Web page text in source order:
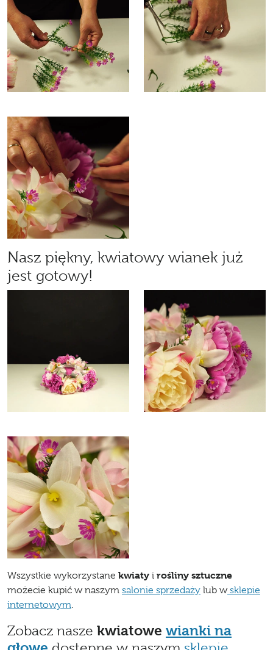
Nasz piękny, kwiatowy wianek już
jest gotowy!
Wszystkie wykorzystane kwiaty i rośliny sztuczne
możecie kupić w naszym salonie sprzedaży lub wsklepie
internetowym.
Zobacz nasze kwiatowe wianki na